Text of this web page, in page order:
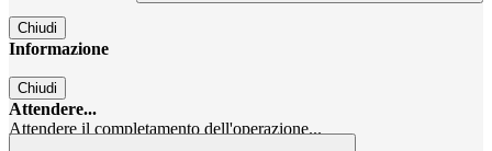
Chiudi
Informazione
Chiudi
Attendere...
Attendere il completamento dell'operazione...